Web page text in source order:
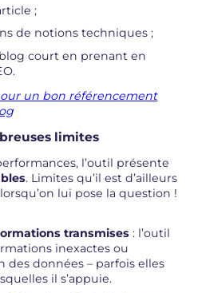
;
de notions techniques ;
court en prenant en
un bon référencement
limites
l’outil présente
. Limites qu’il est d’ailleurs
lui pose la question !
transmises : l’outil
inexactes ou
des données – parfois elles
il s’appuie.